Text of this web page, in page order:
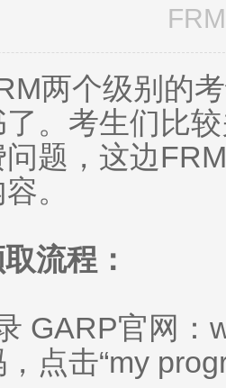
FRM
两个级别的
了。考生们比
问题，这边
。
流程：
GARP官网：
点击“my